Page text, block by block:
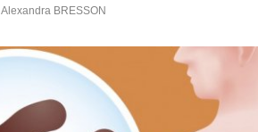
Alexandra BRESSON